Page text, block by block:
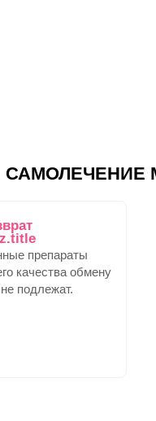
САМОЛЕЧЕНИЕ
препараты
качества обмену
подлежат.